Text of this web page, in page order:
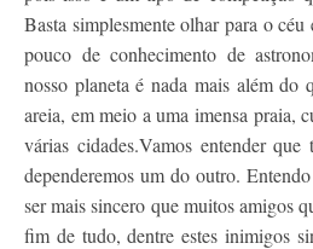
Basta simplesmente olhar para o
pouco de conhecimento de
nosso planeta é nada mais além do
areia, em meio a uma imensa praia,
várias cidades.Vamos entender
dependeremos um do outro.
ser mais sincero que muitos amigos
fim de tudo, dentre estes inimigos